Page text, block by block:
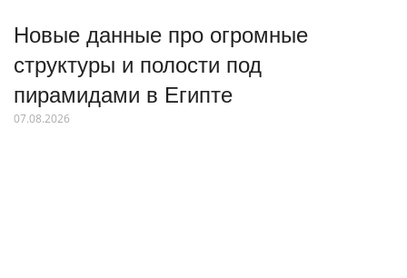
Новые данные про огромные
структуры и полости под
пирамидами в Египте
07.08.2026